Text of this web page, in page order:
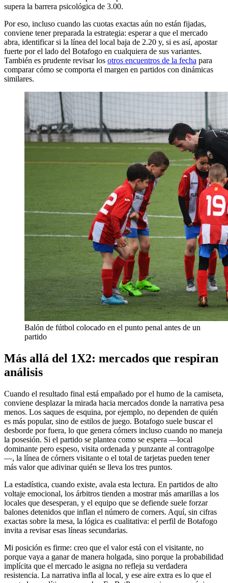
supera la barrera psicológica de 3.00.
Por eso, incluso cuando las cuotas exactas aún no están fijadas,
conviene tener preparada la estrategia: esperar a que el mercado
abra, identificar si la línea del local baja de 2.20 y, si es así, apostar
fuerte por el lado del Botafogo en cualquiera de sus variantes.
También es prudente revisar los otros encuentros de la fecha para
comparar cómo se comporta el margen en partidos con dinámicas
similares.
Balón de fútbol colocado en el punto penal antes de un
partido
Más allá del 1X2: mercados que respiran
análisis
Cuando el resultado final está empañado por el humo de la camiseta,
conviene desplazar la mirada hacia mercados donde la narrativa pesa
menos. Los saques de esquina, por ejemplo, no dependen de quién
es más popular, sino de estilos de juego. Botafogo suele buscar el
desborde por fuera, lo que genera córners incluso cuando no maneja
la posesión. Si el partido se plantea como se espera —local
dominante pero espeso, visita ordenada y punzante al contragolpe
—, la línea de córners visitante o el total de tarjetas pueden tener
más valor que adivinar quién se lleva los tres puntos.
La estadística, cuando existe, avala esta lectura. En partidos de alto
voltaje emocional, los árbitros tienden a mostrar más amarillas a los
locales que desesperan, y el equipo que se defiende suele forzar
balones detenidos que inflan el número de corners. Aquí, sin cifras
exactas sobre la mesa, la lógica es cualitativa: el perfil de Botafogo
invita a revisar esas líneas secundarias.
Mi posición es firme: creo que el valor está con el visitante, no
porque vaya a ganar de manera holgada, sino porque la probabilidad
implícita que el mercado le asigna no refleja su verdadera
resistencia. La narrativa infla al local, y ese aire extra es lo que el